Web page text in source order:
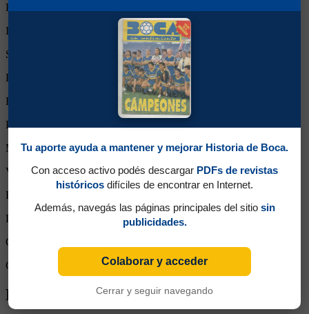
Partidos de titular:
Ingresos desde el banco:
Suplente:
Partidos completos:
Expulsiones:
Partidos reemplazado:
Minutos Disputados:7380
Victorias: 55
Empates:
Derrotas:
Goles de Boca:
Goles rivales:
Biografía de Vicente Carlos Cusatti
Tu aporte ayuda a mantener y mejorar Historia de Boca.
Con acceso activo podés descargar PDFs de revistas
históricos difíciles de encontrar en Internet.
Además, navegás las páginas principales del sitio sin
publicidades.
Colaborar y acceder
Cerrar y seguir navegando